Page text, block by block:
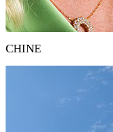
CHINE